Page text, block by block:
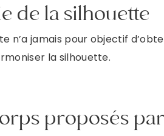
de la silhouette
jamais pour objectif
la silhouette.
proposés
rendez-vous